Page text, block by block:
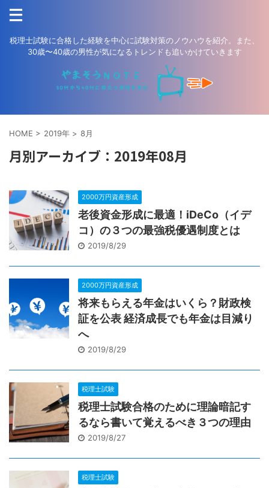
税理士試験に合格した経験を中心に試験対策のノウハウを紹介。また、
30歳〜40歳の男性が気になるトレンドも追いかけていきます
HOME > 2019年 > 8月
月別アーカイブ：2019年08月
2000万円資産形成
老後資金形成に最適！iDeCo（イデ
コ）の３つの最強税優遇制度とは
2019/8/29
2000万円資産形成
将来もらえる年金はいくら？財政検
証を公表 経済成長でも年金は目減り
へ
2019/8/29
税理士試験
税理士試験合格のために理論暗記す
るなら書いて覚えるべき３つの理由
2019/8/27
税理士試験